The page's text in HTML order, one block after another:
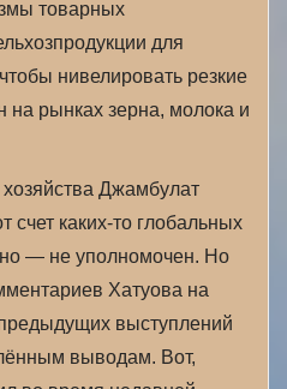
товарных
для
нивелировать резкие
на рынках зерна, молока и
Джамбулат
счет каких-то глобальных
— не уполномочен. Но
Хатуова на
выступлений
выводам. Вот,